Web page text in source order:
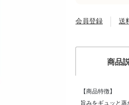
会員登録 送
商品
【商品特徴】
旨みをギュッと蒸